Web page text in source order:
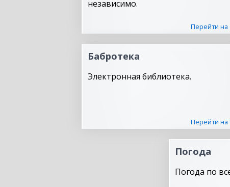
независимо.
Перейти на
Бабротека
Электронная библиотека.
Перейти на
Погода
Погода по